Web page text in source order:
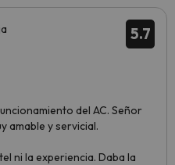
5.7
del AC. Señor
amable y servicial.
ni la experiencia. Daba la